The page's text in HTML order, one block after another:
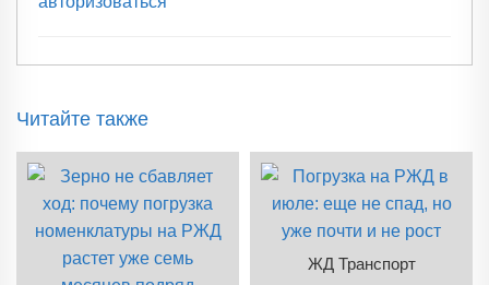
Читайте также
ЖД Транспорт